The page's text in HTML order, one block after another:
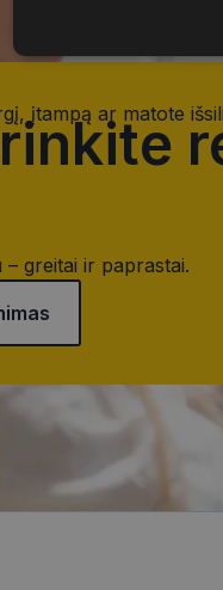
įtampą ar matote
greitai ir paprastai.
slapukai
Šie slapukai yra
tačiau
saugomi Jūsų
Pavadinimas
_tt_enable_cookie